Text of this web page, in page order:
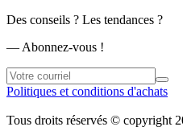
Des conseils ? Les tendances ?
― Abonnez-vous !
Politiques et conditions d'achats
Tous droits réservés © copyright